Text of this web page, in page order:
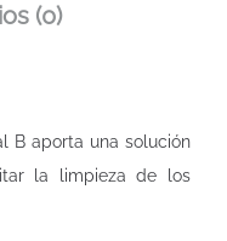
(0)
B aporta una solución
la limpieza de los